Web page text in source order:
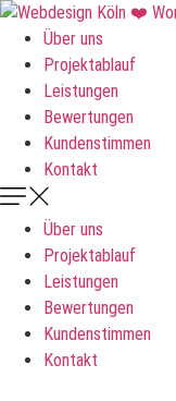
Zum
Inhalt
springen
Über uns
Projektablauf
Leistungen
Bewertungen
Kundenstimmen
Kontakt
Über uns
Projektablauf
Leistungen
Bewertungen
Kundenstimmen
Kontakt